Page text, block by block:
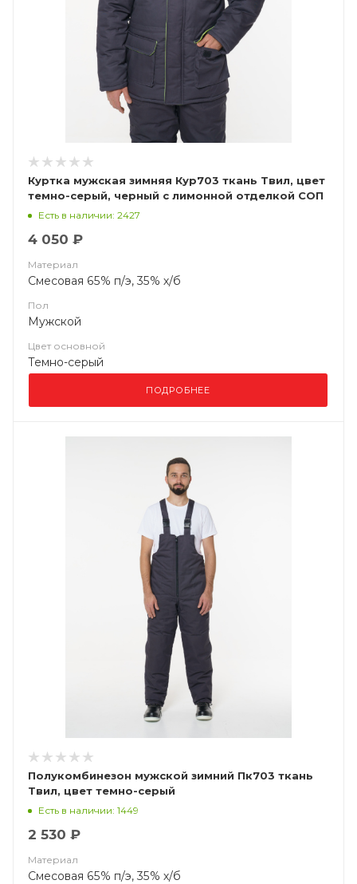
Куртка мужская зимняя Кур703 ткань Твил, цвет
темно-серый, черный с лимонной отделкой СОП
Есть в наличии: 2427
4 050 ₽
Материал
Смесовая 65% п/э, 35% х/б
Пол
Мужской
Цвет основной
Темно-серый
ПОДРОБНЕЕ
Полукомбинезон мужской зимний Пк703 ткань
Твил, цвет темно-серый
Есть в наличии: 1449
2 530 ₽
Материал
Смесовая 65% п/э, 35% х/б